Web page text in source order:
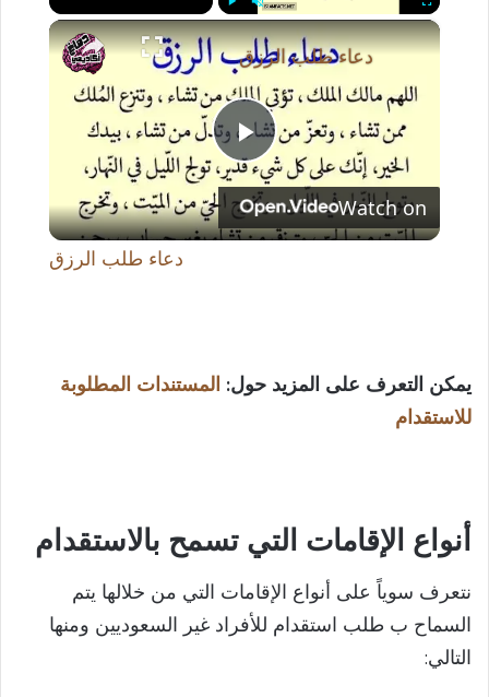
Play Unmute Fullscreen
×
P
l
d
e
دعاء طلب الرزق
Watch on
دعاء طلب الرزق
يمكن التعرف على المزيد حول: المستندات المطلوبة
للاستقدام
أنواع الإقامات التي تسمح بالاستقدام
نتعرف سوياً على أنواع الإقامات التي من خلالها يتم
السماح ب طلب استقدام للأفراد غير السعوديين ومنها
التالي: